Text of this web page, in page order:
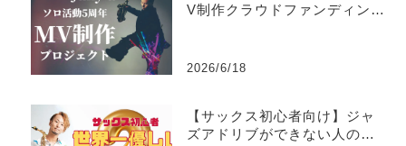
V制作クラウドファンディング
2026/6/18
【サックス初心者向け】ジャ
ズアドリブができない人のた